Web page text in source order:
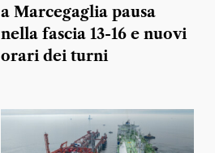
a Marcegaglia pausa
nella fascia 13-16 e nuovi
orari dei turni